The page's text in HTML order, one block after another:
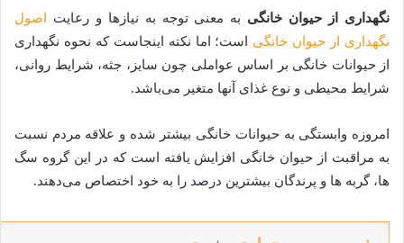
نگهداری از حیوان خانگی به معنی توجه به نیازها و رعایت اصول
نگهداری از حیوان خانگی است؛ اما نکته اینجاست که نحوه نگهداری
از حیوانات خانگی بر اساس عواملی چون سایز، جثه، شرایط روانی،
شرایط محیطی و نوع غذای آنها متغیر می‌باشد.
امروزه وابستگی به حیوانات خانگی بیشتر شده و علاقه مردم نسبت
به مراقبت از حیوان خانگی افزایش یافته است که در این گروه سگ
ها، گربه ها و پرندگان بیشترین درصد را به خود اختصاص می‌دهند.